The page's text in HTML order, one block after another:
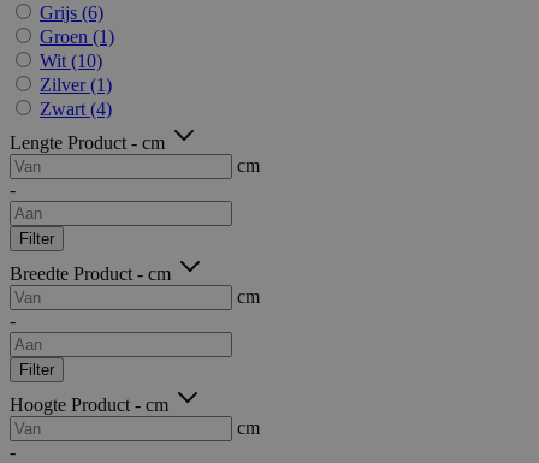
Grijs (6)
Groen (1)
Wit (10)
Zilver (1)
Zwart (4)
Lengte Product - cm
cm
-
Filter
Breedte Product - cm
cm
-
Filter
Hoogte Product - cm
cm
-